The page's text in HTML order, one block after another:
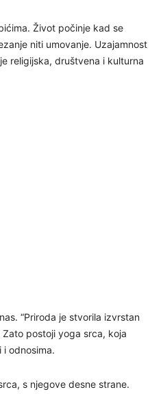
Život počinje kad se
niti umovanje. Uzajamnost
religijska, društvena i kulturna
“Priroda je stvorila izvrstan
postoji yoga srca, koja
odnosima.
s njegove desne strane.